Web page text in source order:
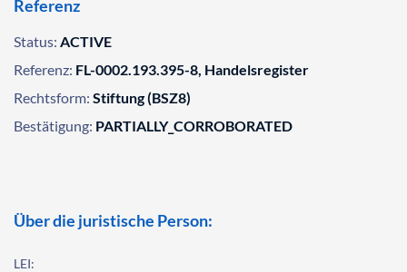
Referenz
Status: ACTIVE
Referenz: FL-0002.193.395-8, Handelsregister
Rechtsform: Stiftung (BSZ8)
Bestätigung: PARTIALLY_CORROBORATED
Über die juristische Person:
LEI: